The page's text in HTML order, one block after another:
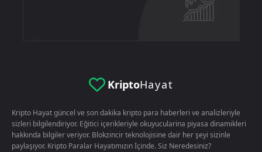
KriptoHayat
Kripto Hayat güncel ve son dakika kripto para haberleri ve analizleriyle
sizleri bilgilendiriyor. Eğitici içerikleriyle okuyucularina piyasa dinamikleri
hakkında bilgiler veriyor. Blokzincir teknolojisine dair her şeyi sizinle
paylaşıyor. Kripto Paralar Hayatımızın İçinde. Siz Neredesiniz?